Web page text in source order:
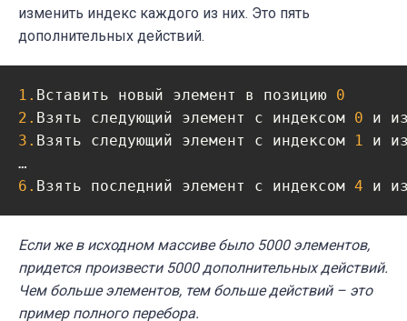
изменить индекс каждого из них. Это пять
дополнительных действий.
1. Вставить новый элемент в позицию 0
2. Взять следующий элемент с индексом 0 и
3. Взять следующий элемент с индексом 1
и
6. Взять последний элемент с индексом 4 и
Если же в исходном массиве было 5000 элементов,
придется произвести 5000 дополнительных действий.
Чем больше элементов, тем больше действий – это
пример полного перебора.